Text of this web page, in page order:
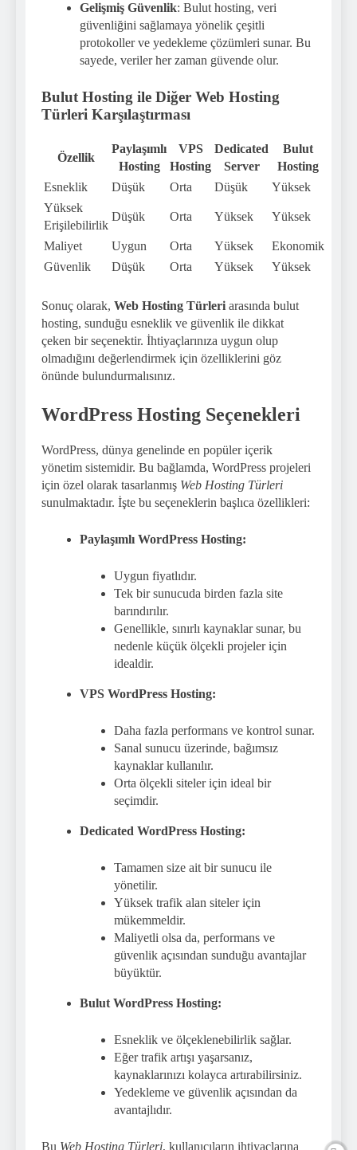
Gelişmiş Güvenlik: Bulut hosting, veri
güvenliğini sağlamaya yönelik çeşitli
protokoller ve yedekleme çözümleri sunar. Bu
sayede, veriler her zaman güvende olur.
Bulut Hosting ile Diğer Web Hosting
Türleri Karşılaştırması
Özellik
Paylaşımlı
Hosting
VPS
Hosting
Dedicated
Server
Bulut
Hosting
Esneklik
Düşük Orta Düşük
Yüksek
Yüksek
Erişilebilirlik
Düşük Orta Yüksek Yüksek
Maliyet Uygun Orta Yüksek
Ekonomik
Güvenlik
Düşük Orta Yüksek Yüksek
Sonuç olarak, Web Hosting Türleri arasında bulut
hosting, sunduğu esneklik ve güvenlik ile dikkat
çeken bir seçenektir. İhtiyaçlarınıza uygun olup
olmadığını değerlendirmek için özelliklerini göz
önünde bulundurmalısınız.
WordPress Hosting Seçenekleri
WordPress, dünya genelinde en popüler içerik
yönetim sistemidir. Bu bağlamda, WordPress projeleri
için özel olarak tasarlanmış Web Hosting Türleri
sunulmaktadır. İşte bu seçeneklerin başlıca özellikleri:
Paylaşımlı WordPress Hosting:
Uygun fiyatlıdır.
Tek bir sunucuda birden fazla site
barındırılır.
Genellikle, sınırlı kaynaklar sunar, bu
nedenle küçük ölçekli projeler için
idealdir.
VPS WordPress Hosting:
Daha fazla performans ve kontrol sunar.
Sanal sunucu üzerinde, bağımsız
kaynaklar kullanılır.
Orta ölçekli siteler için ideal bir
seçimdir.
Dedicated WordPress Hosting:
Tamamen size ait bir sunucu ile
yönetilir.
Yüksek trafik alan siteler için
mükemmeldir.
Maliyetli olsa da, performans ve
güvenlik açısından sunduğu avantajlar
büyüktür.
Bulut WordPress Hosting:
Esneklik ve ölçeklenebilirlik sağlar.
Eğer trafik artışı yaşarsanız,
kaynaklarınızı kolayca artırabilirsiniz.
Yedekleme ve güvenlik açısından da
avantajlıdır.
Bu Web Hosting Türleri, kullanıcıların ihtiyaçlarına